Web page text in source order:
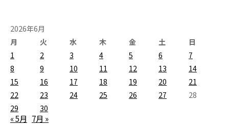
2026年6月
月
火 水 木 金 土
日
1
2 3 4 5 6
7
8
9 10 11 12 13
14
15
16 17 18 19 20
21
22
23 24 25 26 27
28
29
30
« 5月 7月 »